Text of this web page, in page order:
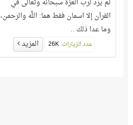
القرآن إلا اسمان فقط هما: اللَّه والرحمن،
وما عدا ذلك ..
عدد الزيارات: المزيد